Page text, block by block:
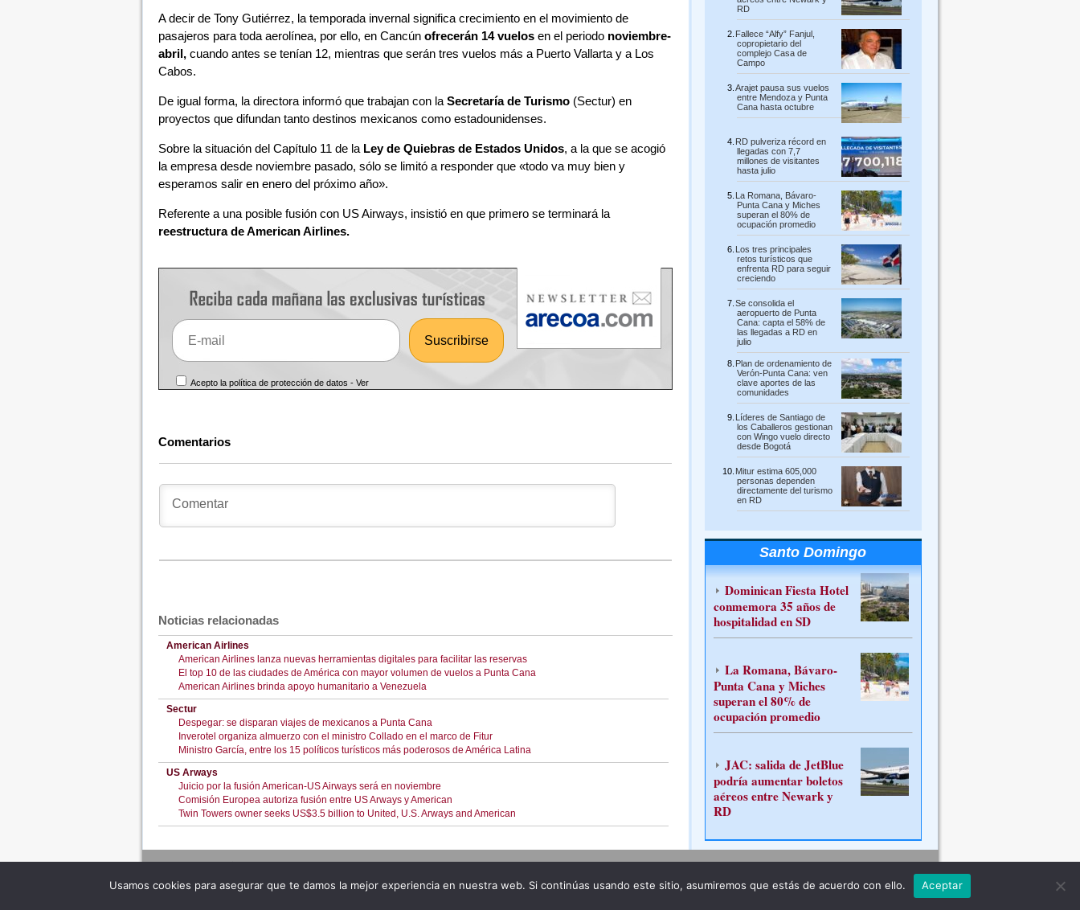
A decir de Tony Gutiérrez, la temporada invernal significa crecimiento en el movimiento de
pasajeros para toda aerolínea, por ello, en Cancún ofrecerán 14 vuelosen el periodo noviembre-
abril,cuando antes se tenían 12, mientras que serán tres vuelos más a Puerto Vallarta y a Los
Cabos.
De igual forma, la directora informó que trabajan con la Secretaría de Turismo(Sectur) en
proyectos que difundan tanto destinos mexicanos como estadounidenses.
Sobre la situación del Capítulo 11 de la Ley de Quiebras de Estados Unidos, a la que se acogió
la empresa desde noviembre pasado, sólo se limitó a responder que «todo va muy bien y
esperamos salir en enero del próximo año».
Referente a una posible fusión con US Airways, insistió en que primero se terminará la
reestructura de American Airlines.
Acepto la política de protección de datos -Ver
Comentarios
Noticias relacionadas
American Airlines
American Airlines lanza nuevas herramientas digitales para facilitar las reservas
El top 10 de las ciudades de América con mayor volumen de vuelos a Punta Cana
American Airlines brinda apoyo humanitario a Venezuela
Sectur
Despegar: se disparan viajes de mexicanos a Punta Cana
Inverotel organiza almuerzo con el ministro Collado en el marco de Fitur
Ministro García, entre los 15 políticos turísticos más poderosos de América Latina
US Arways
Juicio por la fusión American-US Airways será en noviembre
Comisión Europea autoriza fusión entre US Arways y American
Twin Towers owner seeks US$3.5 billion to United, U.S. Arways and American
RD
Fallece “Alfy” Fanjul,
copropietario del
complejo Casa de
Campo
Arajet pausa sus vuelos
entre Mendoza y Punta
Cana hasta octubre
RD pulveriza récord en
llegadas con 7,7
millones de visitantes
hasta julio
La Romana, Bávaro-
Punta Cana y Miches
superan el 80% de
ocupación promedio
Los tres principales
retos turísticos que
enfrenta RD para seguir
creciendo
Se consolida el
aeropuerto de Punta
Cana: capta el 58% de
las llegadas a RD en
julio
Plan de ordenamiento de
Verón-Punta Cana: ven
clave aportes de las
comunidades
Líderes de Santiago de
los Caballeros gestionan
con Wingo vuelo directo
desde Bogotá
Mitur estima 605,000
personas dependen
directamente del turismo
en RD
Santo Domingo
Dominican Fiesta Hotel
conmemora 35 años de
hospitalidad en SD
La Romana, Bávaro-
Punta Cana y Miches
superan el 80% de
ocupación promedio
JAC: salida de JetBlue
podría aumentar boletos
aéreos entre Newark y
RD
Usamos cookies para asegurar que te damos la mejor experiencia en nuestra web. Si continúas usando este sitio, asumiremos que estás de acuerdo con ello. Aceptar